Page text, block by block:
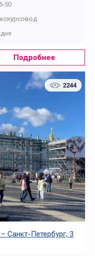
50
Подробнее
2244
Санкт-Петербург, 3